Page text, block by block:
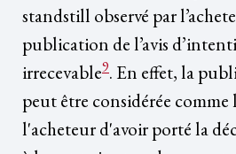
standstill observé par
publication de l’avis
irrecevable9. En effet, la
peut être considérée
l'acheteur d'avoir porté la